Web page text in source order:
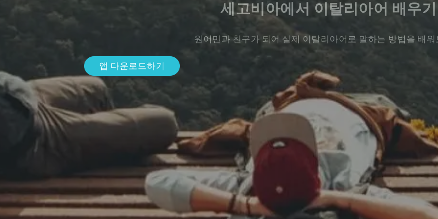
세고비아에서 이탈리아어 배우기
원어민과 친구가 되어 실제 이탈리아어로 말하는 방법을 배
앱 다운로드하기